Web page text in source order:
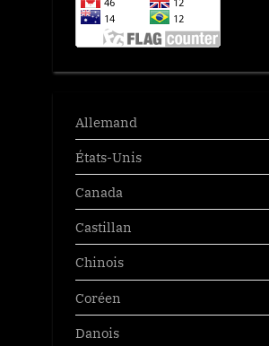
Allemand
États-Unis
Canada
Castillan
Chinois
Coréen
Danois